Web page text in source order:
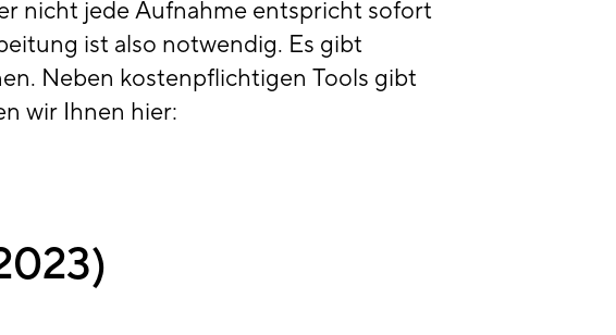
nicht jede Aufnahme entspricht sofort
ist also notwendig. Es gibt
Neben kostenpflichtigen Tools gibt
wir Ihnen hier: